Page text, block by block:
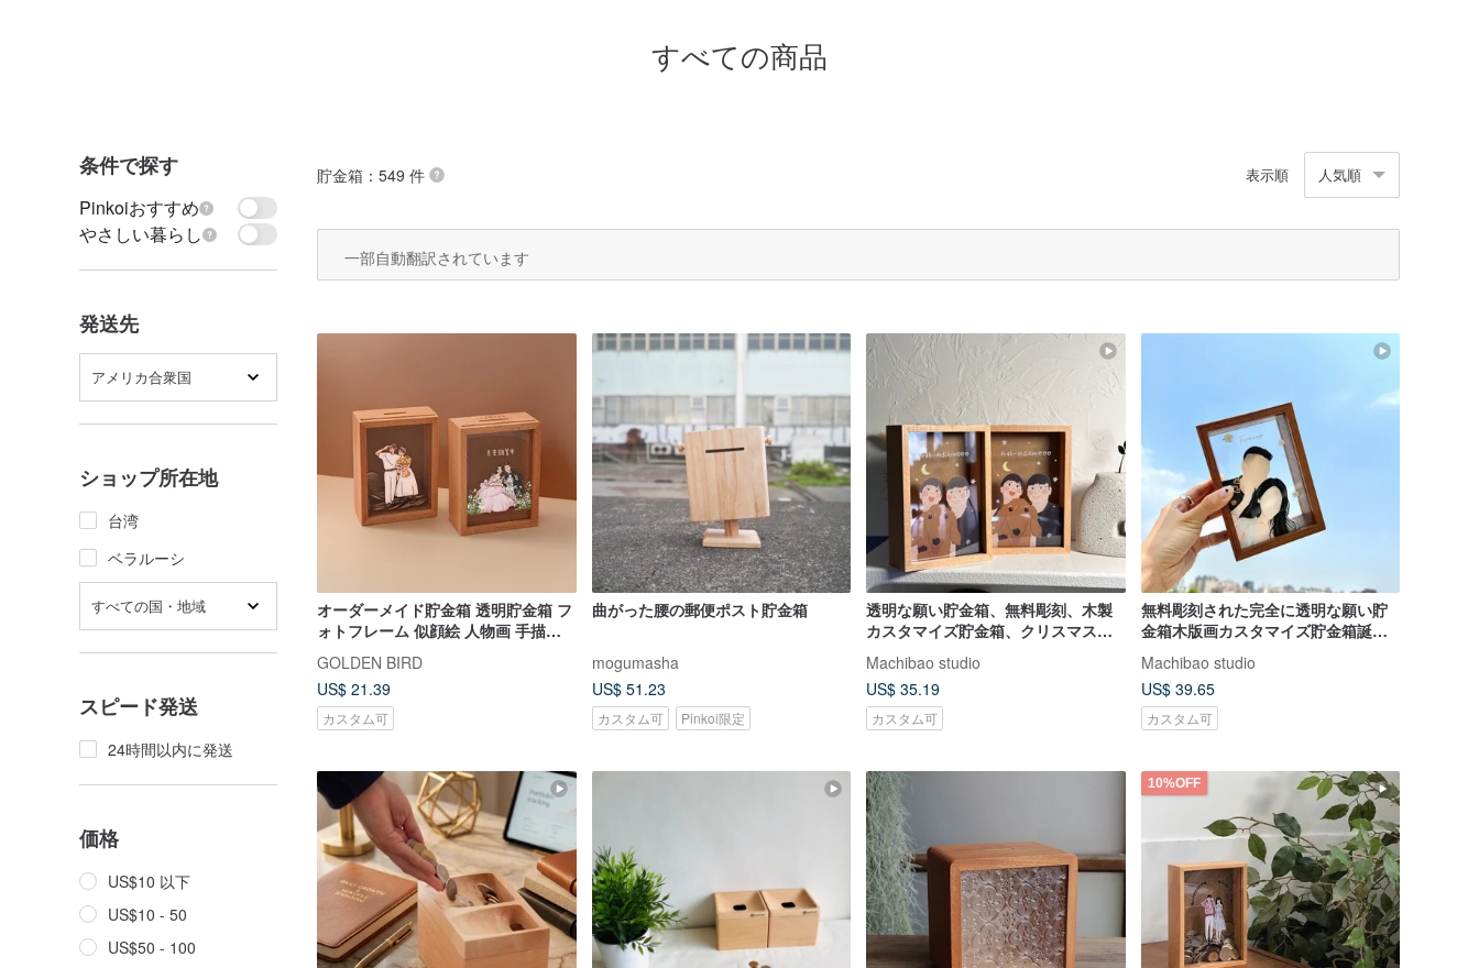
すべての商品
条件で探す
Pinkoiおすすめ
やさしい暮らし
発送先
アメリカ合衆国
ショップ所在地
台湾
ベラルーシ
すべての国・地域
スピード発送
24時間以内に発送
価格
US$10 以下
US$10 - 50
US$50 - 100
貯金箱 ：549 件 表示順 人気順
一部自動翻訳されています
オーダーメイド貯金箱 透明貯金箱 フ
ォトフレーム 似顔絵 人物画 手描き
GOLDEN BIRD
US$ 21.39
カスタム可
曲がった腰の郵便ポスト貯金箱
mogumasha
US$ 51.23
カスタム可 Pinkoi限定
透明な願い貯金箱、無料彫刻、木製
カスタマイズ貯金箱、クリスマス交
Machibao studio
US$ 35.19
カスタム可
無料彫刻された完全に透明な願い貯
金箱木版画カスタマイズ貯金箱誕生
Machibao studio
US$ 39.65
カスタム可
10%OFF